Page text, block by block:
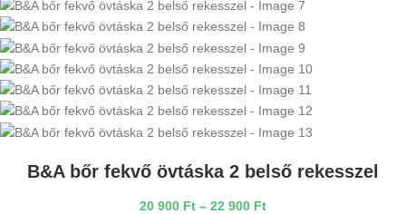
B&A bőr fekvő övtáska 2 belső rekesszel
20 900 Ft – 22 900 Ft